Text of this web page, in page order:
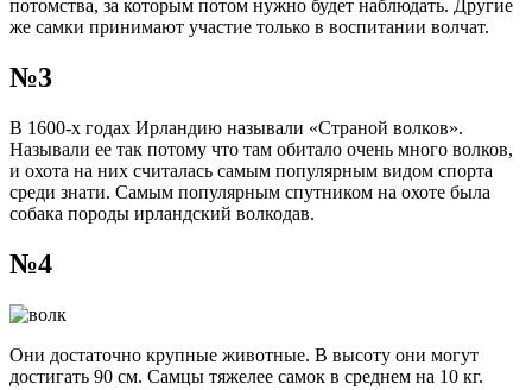
потомства, за которым потом нужно будет наблюдать. Другие
же самки принимают участие только в воспитании волчат.
№3
В 1600-х годах Ирландию называли «Страной волков».
Называли ее так потому что там обитало очень много волков,
и охота на них считалась самым популярным видом спорта
среди знати. Самым популярным спутником на охоте была
собака породы ирландский волкодав.
№4
Они достаточно крупные животные. В высоту они могут
достигать 90 см. Самцы тяжелее самок в среднем на 10 кг.